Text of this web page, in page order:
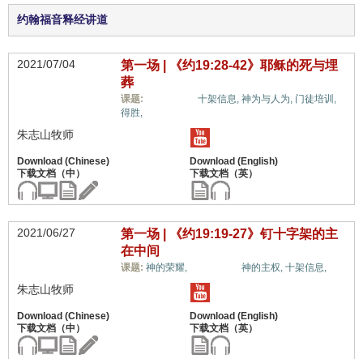
约翰福音释经讲道
2021/07/04
第一场 | 《约19:28-42》耶稣的死与埋
葬
课题: 十架信息, 神为与人为, 门徒培训,
得胜,
朱志山牧师
2021/06/27
第一场 | 《约19:19-27》钉十字架的主
在中间
课题: 神的荣耀, 神的主权, 十架信息,
朱志山牧师